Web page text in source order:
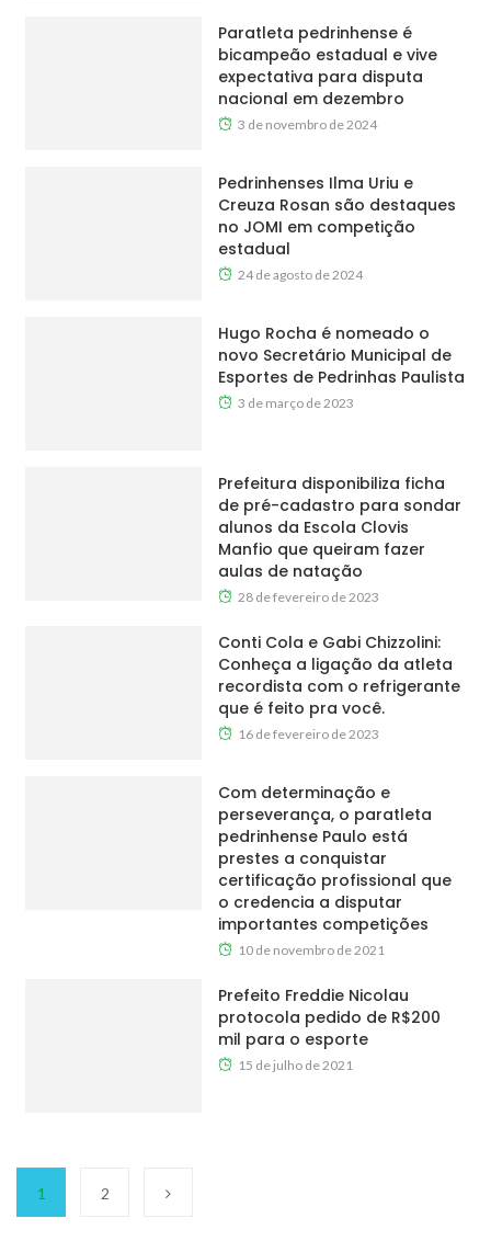
Paratleta pedrinhense é
bicampeão estadual e vive
expectativa para disputa
nacional em dezembro
3 de novembro de 2024
Pedrinhenses Ilma Uriu e
Creuza Rosan são destaques
no JOMI em competição
estadual
24 de agosto de 2024
Hugo Rocha é nomeado o
novo Secretário Municipal de
Esportes de Pedrinhas Paulista
3 de março de 2023
Prefeitura disponibiliza ficha
de pré-cadastro para sondar
alunos da Escola Clovis
Manfio que queiram fazer
aulas de natação
28 de fevereiro de 2023
Conti Cola e Gabi Chizzolini:
Conheça a ligação da atleta
recordista com o refrigerante
que é feito pra você.
16 de fevereiro de 2023
Com determinação e
perseverança, o paratleta
pedrinhense Paulo está
prestes a conquistar
certificação profissional que
o credencia a disputar
importantes competições
10 de novembro de 2021
Prefeito Freddie Nicolau
protocola pedido de R$200
mil para o esporte
15 de julho de 2021
1 2